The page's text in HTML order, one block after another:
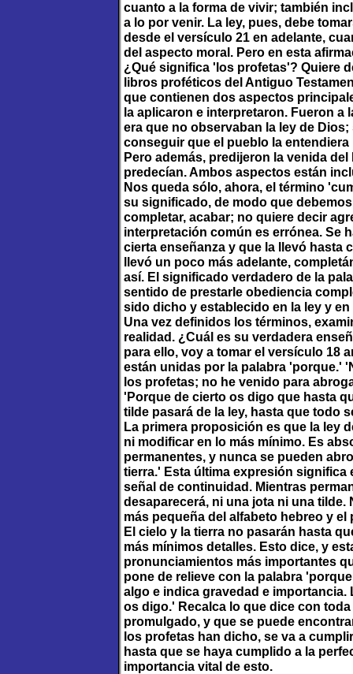
cuanto a la forma de vivir; también
a lo por venir. La ley, pues, debe
desde el versículo 21 en adelante,
del aspecto moral. Pero en esta
¿Qué significa 'los profetas'? Quiere
libros proféticos del Antiguo
que contienen dos aspectos
la aplicaron e interpretaron. Fueron a
era que no observaban la ley de
conseguir que el pueblo la
Pero además, predijeron la venida
predecían. Ambos aspectos están
Nos queda sólo, ahora, el término
su significado, de modo que
completar, acabar; no quiere decir
interpretación común es errónea. Se
cierta enseñanza y que la llevó hasta
llevó un poco más adelante,
así. El significado verdadero de la
sentido de prestarle obediencia
sido dicho y establecido en la ley y
Una vez definidos los términos,
realidad. ¿Cuál es su verdadera
para ello, voy a tomar el versículo 18
están unidas por la palabra 'porque.'
los profetas; no he venido para
'Porque de cierto os digo que hasta
tilde pasará de la ley, hasta que todo
La primera proposición es que la ley
ni modificar en lo más mínimo. Es
permanentes, y nunca se pueden
tierra.' Esta última expresión significa
señal de continuidad. Mientras
desaparecerá, ni una jota ni una tilde.
más pequeña del alfabeto hebreo y
El cielo y la tierra no pasarán hasta
más mínimos detalles. Esto dice, y
pronunciamientos más importantes
pone de relieve con la palabra
algo e indica gravedad e
os digo.' Recalca lo que dice con
promulgado, y que se puede
los profetas han dicho, se va a
hasta que se haya cumplido a la
importancia vital de esto.